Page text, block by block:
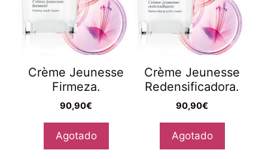
Crème Jeunesse
Firmeza.
90,90€
Agotado
Crème Jeunesse
Redensificadora.
90,90€
Agotado